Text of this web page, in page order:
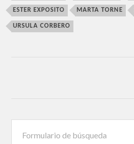
ESTER EXPOSITO MARTA TORNE
URSULA CORBERO